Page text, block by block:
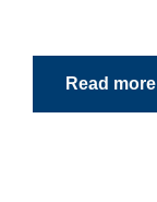
Read more